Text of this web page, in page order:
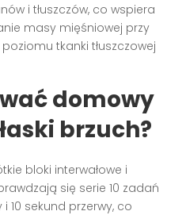
i tłuszczów, co wspiera
masy mięśniowej przy
tkanki tłuszczowej
domowy
brzuch?
bloki interwałowe i
się serie 10 zadań
10 sekund przerwy, co